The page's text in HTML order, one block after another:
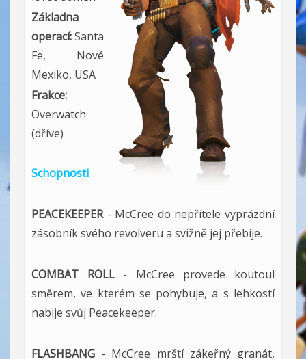
Základna
operací:Santa
Fe, Nové
Mexiko, USA
Frakce:
Overwatch
(dříve)
Schopnosti
PEACEKEEPER- McCree do nepřítele vyprázdní
zásobník svého revolveru a svižně jej přebije.
COMBAT ROLL - McCree provede koutoul
směrem, ve kterém se pohybuje, a s lehkostí
nabije svůj Peacekeeper.
FLASHBANG - McCree mrští zákeřný granát,